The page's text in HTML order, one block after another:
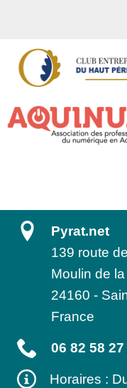
Pyrat.net
139 route
Moulin de
24160 -
France
06 82 58 27
Horaires :